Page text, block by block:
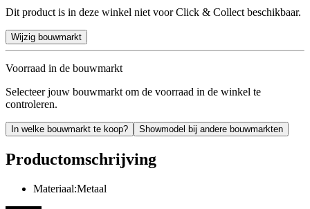
Dit product is in deze winkel niet voor Click & Collect beschikbaar.
Wijzig bouwmarkt
Voorraad in de bouwmarkt
Selecteer jouw bouwmarkt om de voorraad in de winkel te
controleren.
In welke bouwmarkt te koop? Showmodel bij andere bouwmarkten
Productomschrijving
Materiaal:Metaal